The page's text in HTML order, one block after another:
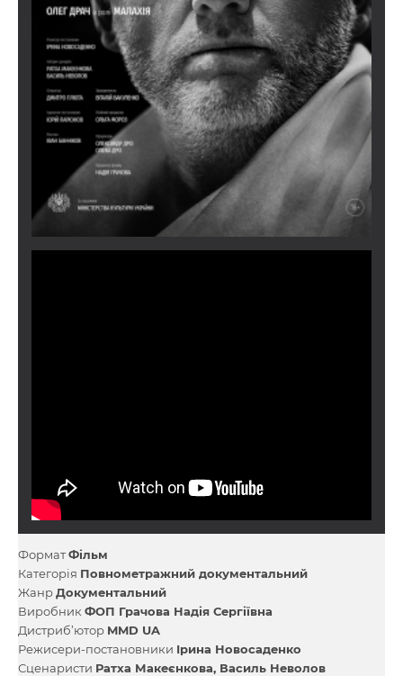
ФорматФільм
Категорія Повнометражний документальний
ЖанрДокументальний
Виробник ФОП Грачова Надія Сергіївна
Дистриб’ютор MMD UA
Режисери-постановники Ірина Новосаденко
Сценаристи Ратха Макеєнкова Василь Неволов